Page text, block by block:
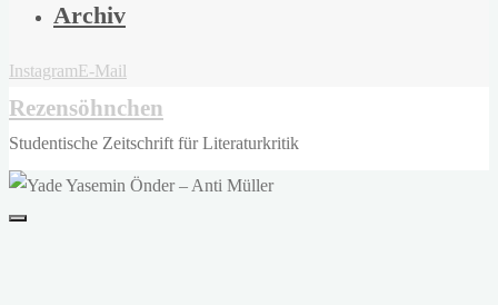
Archiv
InstagramE-Mail
Rezensöhnchen
Studentische Zeitschrift für Literaturkritik